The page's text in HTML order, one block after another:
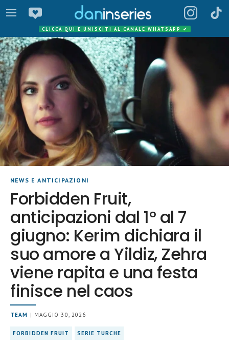
CLICCA QUI E UNISCITI AL CANALE WHATSAPP ✔
NEWS E ANTICIPAZIONI
Forbidden Fruit,
anticipazioni dal 1° al 7
giugno: Kerim dichiara il
suo amore a Yildiz, Zehra
viene rapita e una festa
finisce nel caos
TEAM | MAGGIO 30, 2026
FORBIDDEN FRUIT SERIE TURCHE